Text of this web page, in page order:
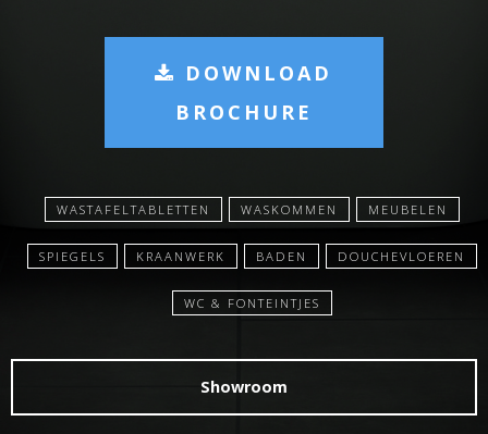
DOWNLOAD
BROCHURE
WASTAFELTABLETTEN WASKOMMEN MEUBELEN
SPIEGELS KRAANWERK BADEN DOUCHEVLOEREN
WC & FONTEINTJES
Showroom